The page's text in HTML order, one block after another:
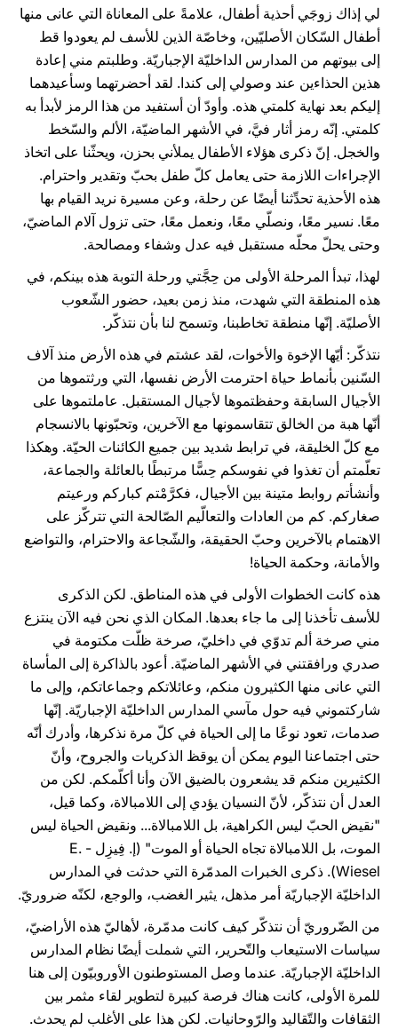
لي إذاك زوجَي أحذية أطفال، علامةً على المعاناة التي عانى منها
أطفال السّكان الأصليّين، وخاصّة الذين للأسف لم يعودوا قط
إلى بيوتهم من المدارس الداخليّة الإجباريّة. وطلبتم مني إعادة
هذين الحذاءين عند وصولي إلى كندا. لقد أحضرتهما وسأعيدهما
إليكم بعد نهاية كلمتي هذه. وأودّ أن أستفيد من هذا الرمز لأبدأ به
كلمتي. إنّه رمز أثار فيَّ، في الأشهر الماضيّة، الألم والسّخط
والخجل. إنّ ذكرى هؤلاء الأطفال يملأني بحزن، ويحثّنا على اتخاذ
الإجراءات اللازمة حتى يعامل كلّ طفل بحبّ وتقدير واحترام.
هذه الأحذية تحدِّثنا أيضًا عن رحلة، وعن مسيرة نريد القيام بها
معًا. نسير معًا، ونصلّي معًا، ونعمل معًا، حتى تزول آلام الماضيّ،
وحتى يحلّ محلّه مستقبل فيه عدل وشفاء ومصالحة.
لهذا، تبدأ المرحلة الأولى من حِجَّتي ورحلة التوبة هذه بينكم، في
هذه المنطقة التي شهدت، منذ زمن بعيد، حضور الشّعوب
الأصليّة. إنّها منطقة تخاطبنا، وتسمح لنا بأن نتذكّر.
نتذكّر: أيّها الإخوة والأخوات، لقد عشتم في هذه الأرض منذ آلاف
السّنين بأنماط حياة احترمت الأرض نفسها، التي ورثتموها من
الأجيال السابقة وحفظتموها لأجيال المستقبل. عاملتموها على
أنّها هبة من الخالق تتقاسمونها مع الآخرين، وتحبّونها بالانسجام
مع كلّ الخليقة، في ترابط شديد بين جميع الكائنات الحيّة. وهكذا
تعلّمتم أن تغذوا في نفوسكم حِسًّا مرتبطًا بالعائلة والجماعة،
وأنشأتم روابط متينة بين الأجيال، فكرَّمْتم كباركم ورعيتم
صغاركم. كم من العادات والتعالّيم الصّالحة التي تتركّز على
الاهتمام بالآخرين وحبّ الحقيقة، والشّجاعة والاحترام، والتواضع
والأمانة، وحكمة الحياة!
هذه كانت الخطوات الأولى في هذه المناطق. لكن الذكرى
للأسف تأخذنا إلى ما جاء بعدها. المكان الذي نحن فيه الآن ينتزع
مني صرخة ألم تدوّي في داخليّ، صرخة ظلّت مكتومة في
صدري ورافقتني في الأشهر الماضيّة. أعود بالذاكرة إلى المأساة
التي عانى منها الكثيرون منكم، وعائلاتكم وجماعاتكم، وإلى ما
شاركتموني فيه حول مآسي المدارس الداخليّة الإجباريّة. إنّها
صدمات، تعود نوعًا ما إلى الحياة في كلّ مرة نذكرها، وأدرك أنّه
حتى اجتماعنا اليوم يمكن أن يوقظ الذكريات والجروح، وأنّ
الكثيرين منكم قد يشعرون بالضيق الآن وأنا أكلّمكم. لكن من
العدل أن نتذكّر، لأنّ النسيان يؤدي إلى اللامبالاة، وكما قيل،
"نقيض الحبّ ليس الكراهية، بل اللامبالاة... ونقيض الحياة ليس
الموت، بل اللامبالاة تجاه الحياة أو الموت" (إ. فِيزِل - E.
Wiesel). ذكرى الخبرات المدمّرة التي حدثت في المدارس
الداخليّة الإجباريّة أمر مذهل، يثير الغضب، والوجع، لكنّه ضروريّ.
من الضّروريّ أن نتذكّر كيف كانت مدمّرة، لأهاليّ هذه الأراضيّ،
سياسات الاستيعاب والتّحرير، التي شملت أيضًا نظام المدارس
الداخليّة الإجباريّة. عندما وصل المستوطنون الأوروبيّون إلى هنا
للمرة الأولى، كانت هناك فرصة كبيرة لتطوير لقاء مثمر بين
الثقافات والتّقاليد والرّوحانيات. لكن هذا على الأغلب لم يحدث.